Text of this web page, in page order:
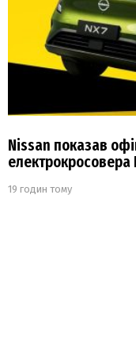
Nissan показав
електрокросовера
19 годин тому